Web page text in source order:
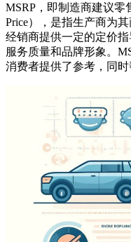
MSRP，即制造商建议零
Price），是指生产商为
经销商提供一定的定价
服务质量和品牌形象。
消费者提供了参考，同时